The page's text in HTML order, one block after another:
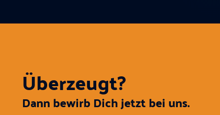
Überzeugt?
Dann bewirb Dich jetzt bei uns.